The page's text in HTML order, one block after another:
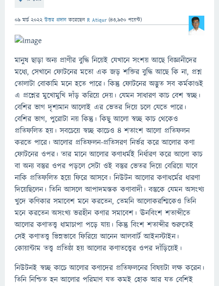
09 মার্চ 2022 উত্তর প্রদান করেছেন R Atiqur (43,950 পয়েন্ট)
মানুষ ছাড়া অন্য প্রাণীর বুদ্ধি নিয়েই যেখানে সংশয় আছে বিজ্ঞানীদের
মধ্যে, সেখানে ফোটনের মতো এক জড় শক্তির বুদ্ধি আছে কি না, প্রশ্ন
তোলাটা বোকামি মনে হতে পারে। কিন্তু ফোটনের অদ্ভুত সব কর্মকাণ্ডই
এ প্রশ্নের মুখোমুখি দাঁড় করিয়ে দেয়। যেমন সাধারণ কাচ বেশ স্বচ্ছ।
বেশির ভাগ দৃশ্যমান আলোই এর ভেতর দিয়ে চলে যেতে পারে।
বেশির ভাগ, পুরোটা নয় কিন্তু। কিছু আলো স্বচ্ছ কাচ থেকেও
প্রতিফলিত হয়। সবচেয়ে স্বচ্ছ কাচেও ৪ শতাংশ আলো প্রতিফলন
করতে পারে। আলোর প্রতিফলন-প্রতিসরণ নির্ভর করে আলোর কণা
ফোটনের ওপর। তার মানে আলোর কণাধর্মই নির্ধারণ করে আলো কাচ
বা অন্য বস্তুর ওপর পড়লে সেটা ওই বস্তুর ভেতর দিয়ে বেরিয়ে যাবে
নাকি প্রতিফলিত হয়ে ফিরে আসবে। নিউটন আলোর কণাধর্মের ধারণা
দিয়েছিলেন। তিনি আসলে আপাদমস্তক কণাবাদী। বস্তুকে যেমন অসংখ্য
খুদে কণিকার সমাবেশ মনে করতেন, তেমনি আলোকরশ্মিকেও তিনি
মনে করতেন অসংখ্য ভরহীন কণার সমাবেশ। ঊনবিংশ শতাব্দীতে
আলোর কণাতত্ত্ব ধামাচাপা পড়ে যায়। কিন্তু বিংশ শতাব্দীর শুরুতেই
সেই কণাতত্ত্ব ভিন্নভাবে ফিরিয়ে আনেন আলবার্ট আইনস্টাইন।
কোয়ান্টাম তত্ত্ব প্রতিষ্ঠা হয় আলোর কণাতত্ত্বের ওপর দাঁড়িয়েই।
নিউটনই স্বচ্ছ কাচে আলোর কণাদের প্রতিফলনের বিষয়টা লক্ষ করেন।
তিনি নিশ্চিত হন আলোর পরিমাণ যত কমই হোক আর যত বেশিই